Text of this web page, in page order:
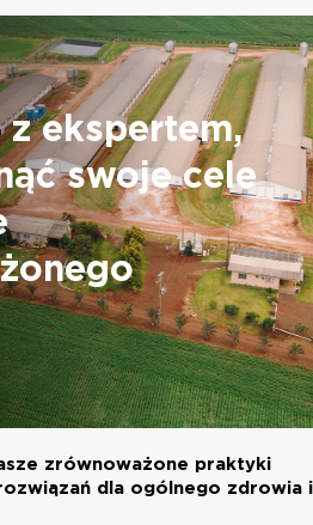
z ekspertem,
swoje cele
zrównoważone praktyki
dla ogólnego zdrowia i